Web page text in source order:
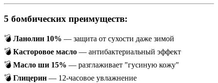
5 бомбических преимуществ:
💣 Ланолин 10% — защита от сухости даже зимой
💣 Касторовое масло — антибактериальный эффект
💣 Масло ши 15% — разглаживает "гусиную кожу"
💣 Глицерин — 12-часовое увлажнение